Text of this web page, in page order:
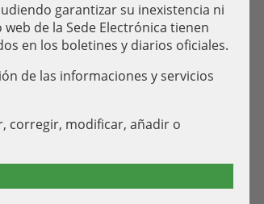
garantizar su inexistencia ni
de la Sede Electrónica tienen
en los boletines y diarios oficiales.
de las informaciones y servicios
corregir, modificar, añadir o